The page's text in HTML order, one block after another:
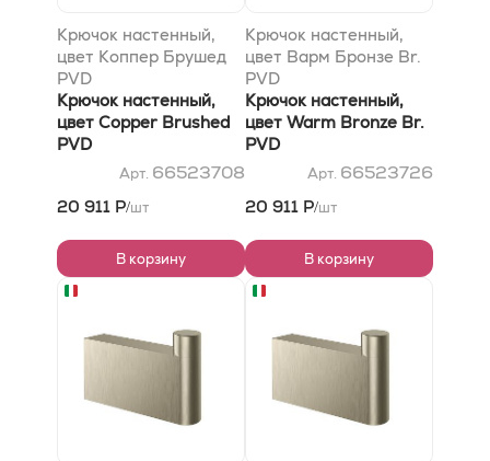
Крючок настенный,
цвет Коппер Брушед
PVD
Крючок настенный,
цвет Copper Brushed
PVD
Арт. 66523708
20 911 Р/шт
В корзину
Крючок настенный,
цвет Варм Бронзе Br.
PVD
Крючок настенный,
цвет Warm Bronze Br.
PVD
Арт. 66523726
20 911 Р/шт
В корзину